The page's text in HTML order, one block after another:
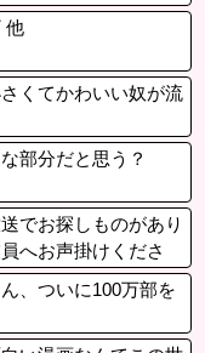
他
くてかわいい奴が流
部分だと思う？
でお探しものがあり
へお声掛けくださ
ｗｗ
、ついに100万部を